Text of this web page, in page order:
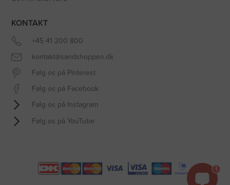
KONTAKT
+45 41 200 800
kontakt@sandshoppen.dk
Følg os på Pinterest
Følg os på Facebook
Følg os på Instagram
Følg os på YouTube
1